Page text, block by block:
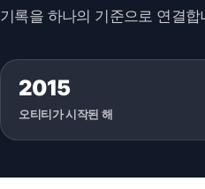
기록을 하나의 기준으로 연결
2015
오티티가 시작된 해